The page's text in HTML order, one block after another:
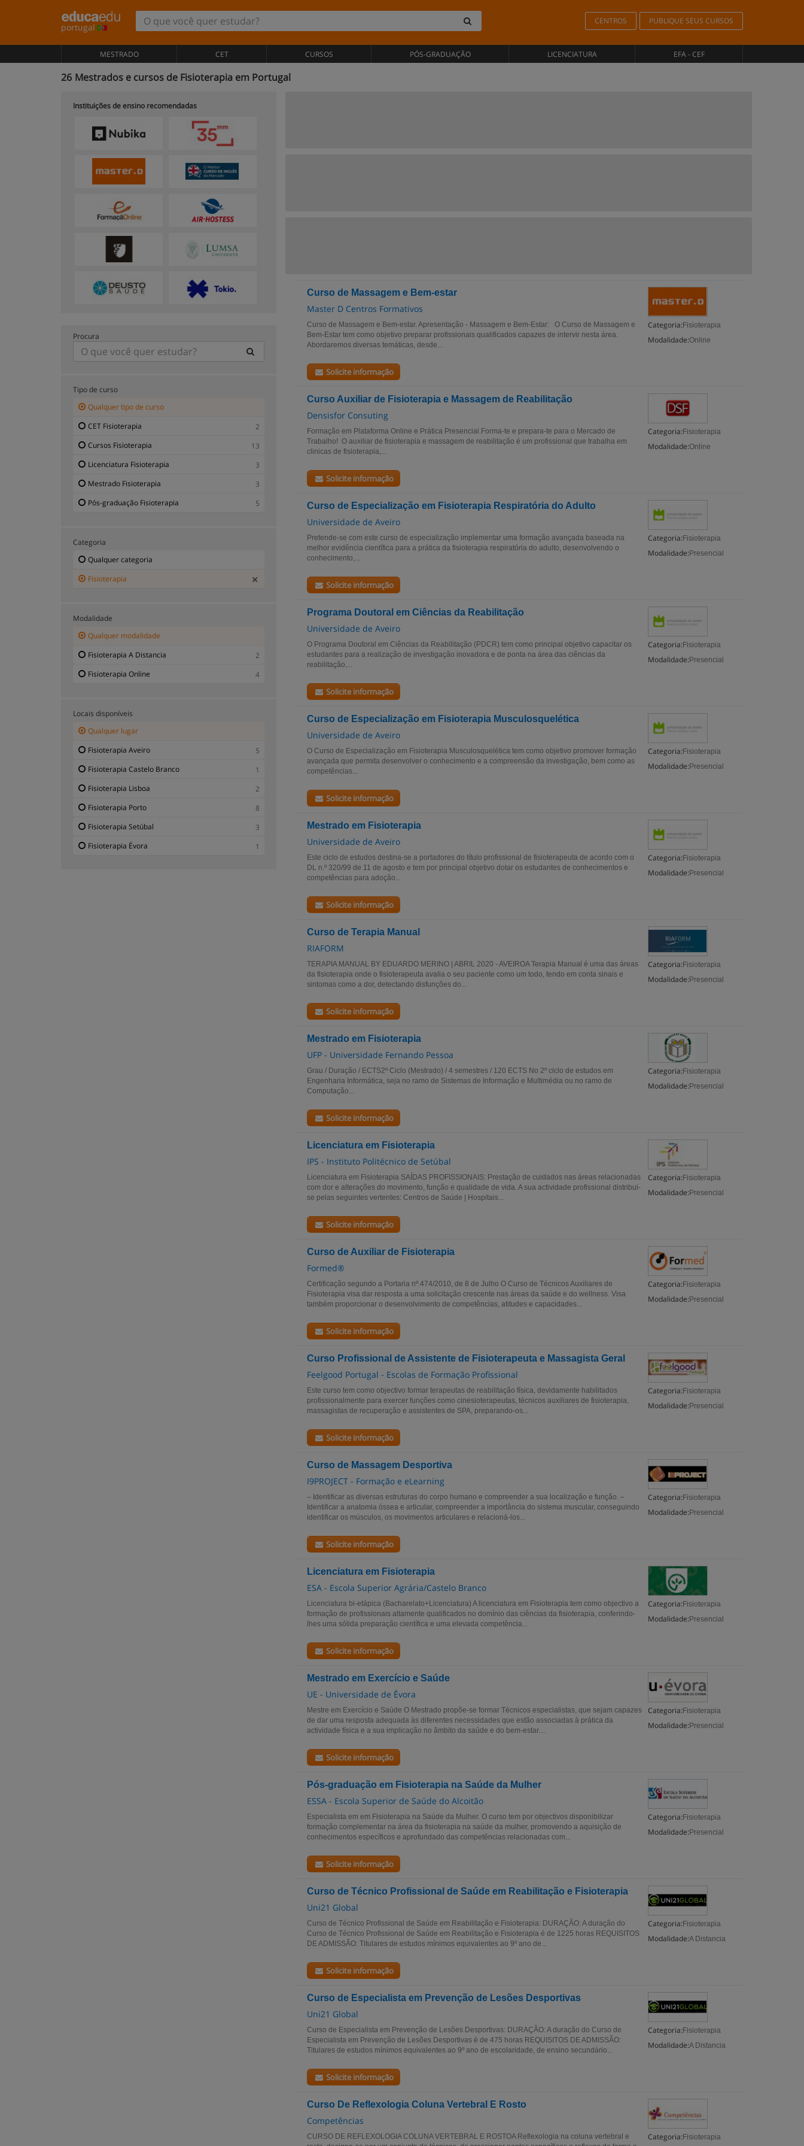
portugal
CENTROS PUBLIQUE SEUS CURSOS
MESTRADO CET CURSOS PÓS-GRADUAÇÃO LICENCIATURA EFA - CEF
26 Mestrados e cursos de Fisioterapia em Portugal
Curso de Massagem e Bem-estar
Master D Centros Formativos
Categoria: Fisioterapia
Modalidade:Online
Curso de Massagem e Bem-estar. Apresentação - Massagem e Bem-Estar: O Curso de Massagem e
Bem-Estar tem como objetivo preparar profissionais qualificados capazes de intervir nesta área.
Abordaremos diversas temáticas, desde...
Solicite informação
Curso Auxiliar de Fisioterapia e Massagem de Reabilitação
Densisfor Consuting
Categoria: Fisioterapia
Modalidade:Online
Formação em Plataforma Online e Prática Presencial.Forma-te e prepara-te para o Mercado de
Trabalho! O auxiliar de fisioterapia e massagem de reabilitação é um profissional que trabalha em
clinicas de fisioterapia,...
Solicite informação
Curso de Especialização em Fisioterapia Respiratória do Adulto
Universidade de Aveiro
Categoria: Fisioterapia
Modalidade: Presencial
Pretende-se com este curso de especialização implementar uma formação avançada baseada na
melhor evidência científica para a prática da fisioterapia respiratória do adulto, desenvolvendo o
conhecimento,...
Solicite informação
Programa Doutoral em Ciências da Reabilitação
Universidade de Aveiro
Categoria: Fisioterapia
Modalidade: Presencial
O Programa Doutoral em Ciências da Reabilitação (PDCR) tem como principal objetivo capacitar os
estudantes para a realização de investigação inovadora e de ponta na área das ciências da
reabilitação,...
Solicite informação
Curso de Especialização em Fisioterapia Musculosquelética
Universidade de Aveiro
Categoria: Fisioterapia
Modalidade: Presencial
O Curso de Especialização em Fisioterapia Musculosquelética tem como objetivo promover formação
avançada que permita desenvolver o conhecimento e a compreensão da investigação, bem como as
competências...
Solicite informação
Mestrado em Fisioterapia
Universidade de Aveiro
Categoria: Fisioterapia
Modalidade: Presencial
Este ciclo de estudos destina-se a portadores do título profissional de fisioterapeuta de acordo com o
DL n.º 320/99 de 11 de agosto e tem por principal objetivo dotar os estudantes de conhecimentos e
competências para adoção...
Solicite informação
Curso de Terapia Manual
RIAFORM
Categoria: Fisioterapia
Modalidade: Presencial
TERAPIA MANUAL BY EDUARDO MERINO | ABRIL 2020 - AVEIROA Terapia Manual é uma das áreas
da fisioterapia onde o fisioterapeuta avalia o seu paciente como um todo, tendo em conta sinais e
sintomas como a dor, detectando disfunções do...
Solicite informação
Mestrado em Fisioterapia
UFP - Universidade Fernando Pessoa
Categoria: Fisioterapia
Modalidade: Presencial
Grau / Duração / ECTS2º Ciclo (Mestrado) / 4 semestres / 120 ECTS No 2º ciclo de estudos em
Engenharia Informática, seja no ramo de Sistemas de Informação e Multimédia ou no ramo de
Computação...
Solicite informação
Licenciatura em Fisioterapia
IPS - Instituto Politécnico de Setúbal
Categoria: Fisioterapia
Modalidade: Presencial
Licenciatura em Fisioterapia SAÍDAS PROFISSIONAIS: Prestação de cuidados nas áreas relacionadas
com dor e alterações do movimento, função e qualidade de vida. A sua actividade profissional distribui-
se pelas seguintes vertentes: Centros de Saúde | Hospitais...
Solicite informação
Curso de Auxiliar de Fisioterapia
Formed®
Categoria: Fisioterapia
Modalidade: Presencial
Certificação segundo a Portaria nº.474/2010, de 8 de Julho O Curso de Técnicos Auxiliares de
Fisioterapia visa dar resposta a uma solicitação crescente nas áreas da saúde e do wellness. Visa
também proporcionar o desenvolvimento de competências, atitudes e capacidades...
Solicite informação
Curso Profissional de Assistente de Fisioterapeuta e Massagista Geral
Feelgood Portugal - Escolas de Formação Profissional
Categoria: Fisioterapia
Modalidade: Presencial
Este curso tem como objectivo formar terapeutas de reabilitação física, devidamente habilitados
profissionalmente para exercer funções como cinesioterapeutas, técnicos auxiliares de fisioterapia,
massagistas de recuperação e assistentes de SPA, preparando-os...
Solicite informação
Curso de Massagem Desportiva
I9PROJECT - Formação e eLearning
Categoria: Fisioterapia
Modalidade: Presencial
– Identificar as diversas estruturas do corpo humano e compreender a sua localização e função. –
Identificar a anatomia óssea e articular, compreender a importância do sistema muscular, conseguindo
identificar os músculos, os movimentos articulares e relacioná-los...
Solicite informação
Licenciatura em Fisioterapia
ESA - Escola Superior Agrária/Castelo Branco
Categoria: Fisioterapia
Modalidade: Presencial
Licenciatura bi-etápica (Bacharelato+Licenciatura) A licenciatura em Fisioterapia tem como objectivo a
formação de profissio­nais alta­mente qualificados no domínio das ciências da fisioterapia, confe­rindo-
lhes uma sólida preparação científica e uma elevada competência...
Solicite informação
Mestrado em Exercício e Saúde
UE - Universidade de Évora
Categoria: Fisioterapia
Modalidade: Presencial
Mestre em Exercício e Saúde O Mestrado propõe-se formar Técnicos especialistas, que sejam capazes
de dar uma resposta adequada às diferentes necessidades que estão associadas à prática da
actividade física e a sua implicação no âmbito da saúde e do bem-estar....
Solicite informação
Pós-graduação em Fisioterapia na Saúde da Mulher
ESSA - Escola Superior de Saúde do Alcoitão
Categoria: Fisioterapia
Modalidade: Presencial
Especialista em em Fisioterapia na Saúde da Mulher. O curso tem por objectivos disponibilizar
formação complementar na área da fisioterapia na saúde da mulher, promovendo a aquisição de
conhecimentos específicos e aprofundado das competências relacionadas com...
Solicite informação
Curso de Técnico Profissional de Saúde em Reabilitação e Fisioterapia
Uni21 Global
Categoria: Fisioterapia
Modalidade:A Distancia
Curso de Técnico Profissional de Saúde em Reabilitação e Fisioterapia: DURAÇÃO: A duração do
Curso de Técnico Profissional de Saúde em Reabilitação e Fisioterapia é de 1225 horas REQUISITOS
DE ADMISSÃO: Titulares de estudos mínimos equivalentes ao 9º ano de...
Solicite informação
Curso de Especialista em Prevenção de Lesões Desportivas
Uni21 Global
Categoria: Fisioterapia
Modalidade:A Distancia
Curso de Especialista em Prevenção de Lesões Desportivas: DURAÇÃO: A duração do Curso de
Especialista em Prevenção de Lesões Desportivas é de 475 horas REQUISITOS DE ADMISSÃO:
Titulares de estudos mínimos equivalentes ao 9º ano de escolaridade, de ensino secundário...
Solicite informação
Curso De Reflexologia Coluna Vertebral E Rosto
Competências
Categoria: Fisioterapia
CURSO DE REFLEXOLOGIA COLUNA VERTEBRAL E ROSTOA Reflexologia na coluna vertebral e
Instituições de ensino recomendadas
Procura
Tipo de curso
Qualquer tipo de curso
CET Fisioterapia
2
Cursos Fisioterapia
13
Licenciatura Fisioterapia
3
Mestrado Fisioterapia
3
Pós-graduação Fisioterapia
5
Categoria
Qualquer categoria
Fisioterapia
Modalidade
Qualquer modalidade
Fisioterapia A Distancia
2
Fisioterapia Online
4
Locais disponíveis
Qualquer lugar
Fisioterapia Aveiro
5
Fisioterapia Castelo Branco
1
Fisioterapia Lisboa
2
Fisioterapia Porto
8
Fisioterapia Setúbal
3
Fisioterapia Évora
1